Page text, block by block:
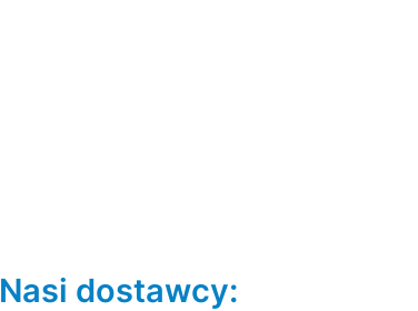
Nasi dostawcy: